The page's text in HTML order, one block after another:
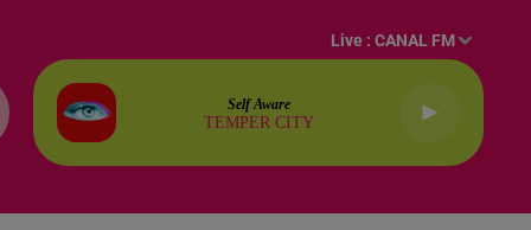
Live :CANAL FM
Self Aware
TEMPER CITY